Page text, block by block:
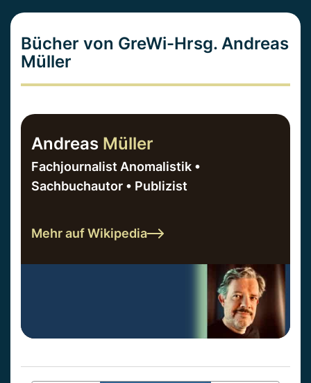
Bücher von GreWi-Hrsg. Andreas
Müller
Andreas Müller
Fachjournalist Anomalistik •
Sachbuchautor • Publizist
Mehr auf Wikipedia